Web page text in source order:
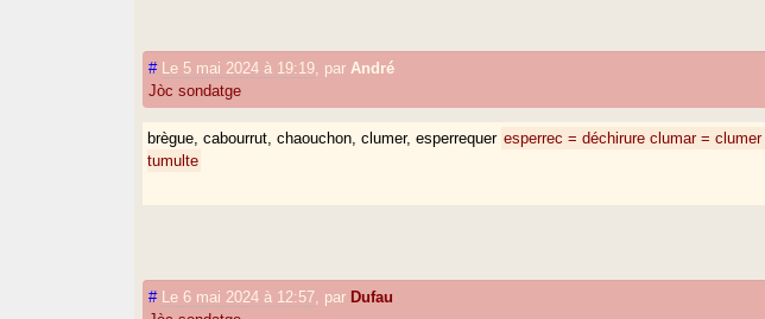
# Le 5 mai 2024 à 19:19 par André
Jòc sondatge
brègue, cabourrut, chaouchon, clumer, esperrequer esperrec = déchirure clumar = clumer
tumulte
# Le 6 mai 2024 à 12:57 par Dufau